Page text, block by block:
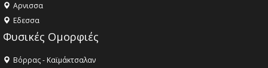
Aρνισσα
Eδεσσα
Φυσικές Ομορφιές
Βόρρας - Καϊμάκτσαλαν